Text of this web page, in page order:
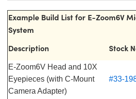
Example Build List for E-Zoom6V
System
Description
Stock
E-Zoom6V Head and 10X
Eyepieces (with C-Mount
Camera Adapter)
#33-